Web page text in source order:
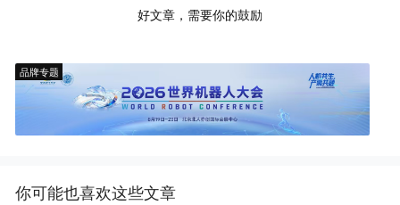
好文章，需要你的鼓励
品牌专题
你可能也喜欢这些文章